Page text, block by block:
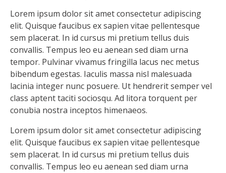
Lorem ipsum dolor sit amet consectetur adipiscing
elit. Quisque faucibus ex sapien vitae pellentesque
sem placerat. In id cursus mi pretium tellus duis
convallis. Tempus leo eu aenean sed diam urna
tempor. Pulvinar vivamus fringilla lacus nec metus
bibendum egestas. Iaculis massa nisl malesuada
lacinia integer nunc posuere. Ut hendrerit semper vel
class aptent taciti sociosqu. Ad litora torquent per
conubia nostra inceptos himenaeos.
Lorem ipsum dolor sit amet consectetur adipiscing
elit. Quisque faucibus ex sapien vitae pellentesque
sem placerat. In id cursus mi pretium tellus duis
convallis. Tempus leo eu aenean sed diam urna